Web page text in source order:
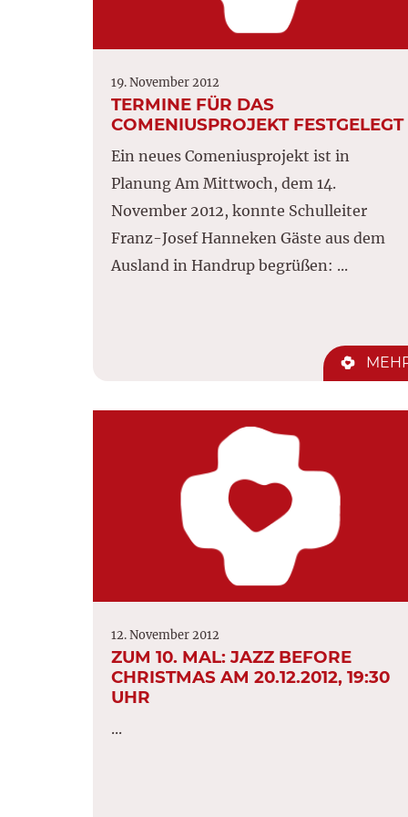
19. November 2012
TERMINE FÜR DAS
COMENIUSPROJEKT FESTGELEGT
Ein neues Comeniusprojekt ist in
Planung Am Mittwoch, dem 14.
November 2012, konnte Schulleiter
Franz-Josef Hanneken Gäste aus dem
Ausland in Handrup begrüßen: ...
12. November 2012
ZUM 10. MAL: JAZZ BEFORE
CHRISTMAS AM 20.12.2012, 19:30
UHR
...